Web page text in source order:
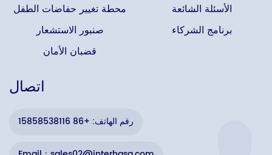
محطة تغيير حفاضات الطفل
صنبور الاستشعار
قضبان الأمان
الأسئلة الشائعة
برنامج الشركاء
اتصال
رقم الهاتف: +86 15858538116